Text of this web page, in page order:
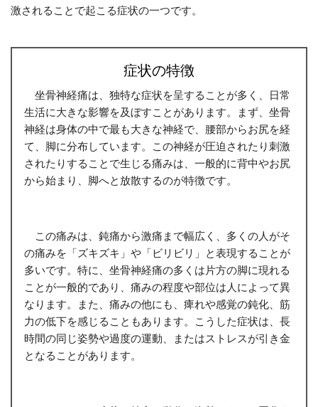
激されることで起こる症状の一つです。
症状の特徴
坐骨神経痛は、独特な症状を呈することが多く、日常
生活に大きな影響を及ぼすことがあります。まず、坐骨
神経は身体の中で最も大きな神経で、腰部からお尻を経
て、脚に分布しています。この神経が圧迫されたり刺激
されたりすることで生じる痛みは、一般的に背中やお尻
から始まり、脚へと放散するのが特徴です。
この痛みは、鈍痛から激痛まで幅広く、多くの人がそ
の痛みを「ズキズキ」や「ビリビリ」と表現することが
多いです。特に、坐骨神経痛の多くは片方の脚に現れる
ことが一般的であり、痛みの程度や部位は人によって異
なります。また、痛みの他にも、痺れや感覚の鈍化、筋
力の低下を感じることもあります。こうした症状は、長
時間の同じ姿勢や過度の運動、またはストレスが引き金
となることがあります。